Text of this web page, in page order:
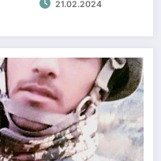
21.02.2024